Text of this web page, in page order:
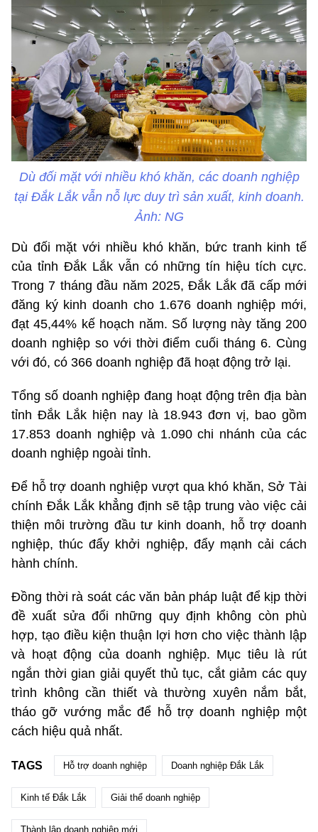
Dù đối mặt với nhiều khó khăn, các doanh nghiệp
tại Đắk Lắk vẫn nỗ lực duy trì sản xuất, kinh doanh.
Ảnh: NG
Dù đối mặt với nhiều khó khăn, bức tranh kinh tế
của tỉnh Đắk Lắk vẫn có những tín hiệu tích cực.
Trong 7 tháng đầu năm 2025, Đắk Lắk đã cấp mới
đăng ký kinh doanh cho 1.676 doanh nghiệp mới,
đạt 45,44% kế hoạch năm. Số lượng này tăng 200
doanh nghiệp so với thời điểm cuối tháng 6. Cùng
với đó, có 366 doanh nghiệp đã hoạt động trở lại.
Tổng số doanh nghiệp đang hoạt động trên địa bàn
tỉnh Đắk Lắk hiện nay là 18.943 đơn vị, bao gồm
17.853 doanh nghiệp và 1.090 chi nhánh của các
doanh nghiệp ngoài tỉnh.
Để hỗ trợ doanh nghiệp vượt qua khó khăn, Sở Tài
chính Đắk Lắk khẳng định sẽ tập trung vào việc cải
thiện môi trường đầu tư kinh doanh, hỗ trợ doanh
nghiệp, thúc đẩy khởi nghiệp, đẩy mạnh cải cách
hành chính.
Đồng thời rà soát các văn bản pháp luật để kịp thời
đề xuất sửa đổi những quy định không còn phù
hợp, tạo điều kiện thuận lợi hơn cho việc thành lập
và hoạt động của doanh nghiệp. Mục tiêu là rút
ngắn thời gian giải quyết thủ tục, cắt giảm các quy
trình không cần thiết và thường xuyên nắm bắt,
tháo gỡ vướng mắc để hỗ trợ doanh nghiệp một
cách hiệu quả nhất.
TAGS Hỗ trợ doanh nghiệp Doanh nghiệp Đắk Lắk
Kinh tế Đắk Lắk Giải thể doanh nghiệp
Thành lập doanh nghiệp mới